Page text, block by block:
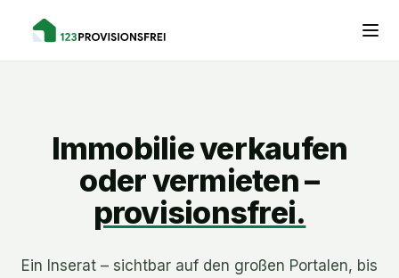
Immobilie verkaufen
oder vermieten –
provisionsfrei.
Ein Inserat – sichtbar auf den großen Portalen, bis